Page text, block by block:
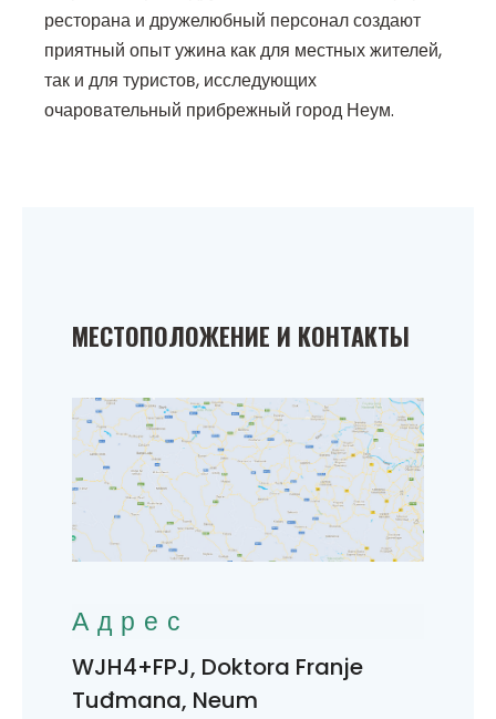
ресторана и дружелюбный персонал создают
приятный опыт ужина как для местных жителей,
так и для туристов, исследующих
очаровательный прибрежный город Неум.
МЕСТОПОЛОЖЕНИЕ И КОНТАКТЫ
Адрес
WJH4+FPJ, Doktora Franje
Tuđmana, Neum